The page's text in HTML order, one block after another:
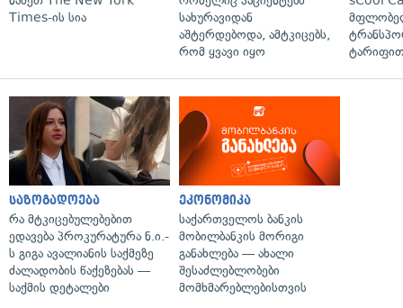
Times-ის სია
სახურავიდან
აშტერდებოდა, ამტკიცებს,
რომ ყვავი იყო
საზოგადოება
რა მტკიცებულებებით
ედავება პროკურატურა ნ.ი.-
ს გიგა ავალიანის საქმეზე
ძალადობის წაქეზებას —
საქმის დეტალები
ეკონომიკა
საქართველოს ბანკის
მობილბანკის მორიგი
განახლება — ახალი
შესაძლებლობები
მომხმარებლებისთვის